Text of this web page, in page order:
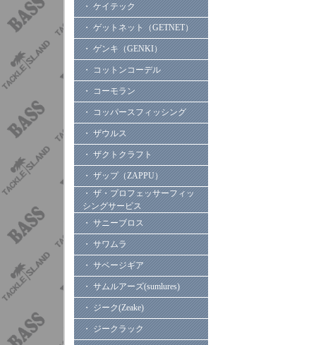
・ ケイテック
・ ゲットネット（GETNET）
・ ゲンキ（GENKI）
・ コットンコーデル
・ コーモラン
・ コッパースフィッシング
・ ザウルス
・ ザクトクラフト
・ ザップ（ZAPPU）
・ ザ・プロフェッサーフィッ
シングサービス
・ サニーブロス
・ サワムラ
・ サベージギア
・ サムルアーズ(sumlures)
・ ジーク(Zeake)
・ ジークラック